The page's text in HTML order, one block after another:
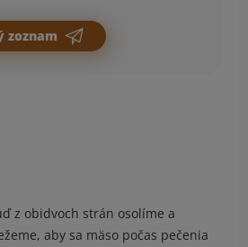
zoznam
z obidvoch strán osolíme a
aby sa mäso počas pečenia